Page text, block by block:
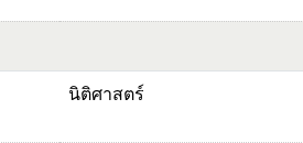
นิติศาสตร์